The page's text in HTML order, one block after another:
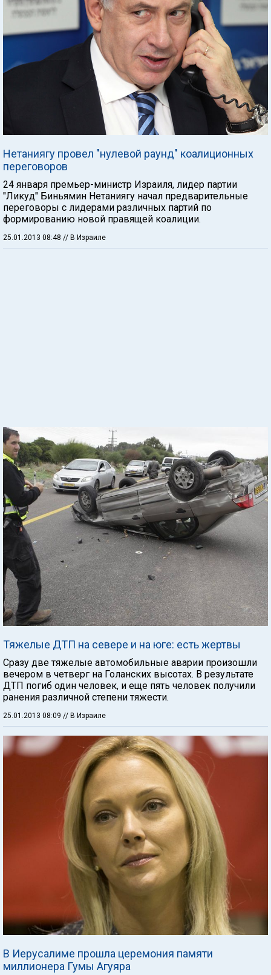
Нетаниягу провел "нулевой раунд" коалиционных
переговоров
24 января премьер-министр Израиля, лидер партии
"Ликуд" Биньямин Нетаниягу начал предварительные
переговоры с лидерами различных партий по
формированию новой правящей коалиции.
25.01.2013 08:48 // В Израиле
Тяжелые ДТП на севере и на юге: есть жертвы
Сразу две тяжелые автомобильные аварии произошли
вечером в четверг на Голанских высотах. В результате
ДТП погиб один человек, и еще пять человек получили
ранения различной степени тяжести.
25.01.2013 08:09 // В Израиле
В Иерусалиме прошла церемония памяти
миллионера Гумы Агуяра